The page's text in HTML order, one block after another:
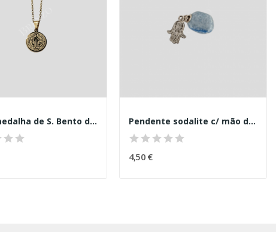
Colar medalha de S. Bento dourado 12mm Pendente sodalite c/ mão de fátima
4,50 €